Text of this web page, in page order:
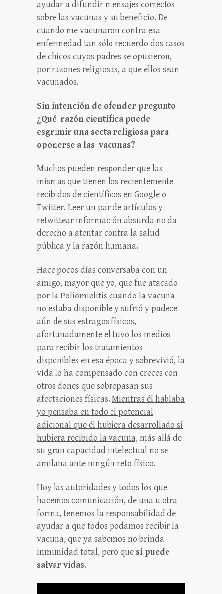
ayudar a difundir mensajes correctos
sobre las vacunas y su beneficio. De
cuando me vacunaron contra esa
enfermedad tan sólo recuerdo dos casos
de chicos cuyos padres se opusieron,
por razones religiosas, a que ellos sean
vacunados.
Sin intención de ofender pregunto
¿Qué razón científica puede
esgrimir una secta religiosa para
oponerse a las vacunas?
Muchos pueden responder que las
mismas que tienen los recientemente
recibidos de científicos en Google o
Twitter. Leer un par de artículos y
retwittear información absurda no da
derecho a atentar contra la salud
pública y la razón humana.
Hace pocos días conversaba con un
amigo, mayor que yo, que fue atacado
por la Poliomielitis cuando la vacuna
no estaba disponible y sufrió y padece
aún de sus estragos físicos,
afortunadamente el tuvo los medios
para recibir los tratamientos
disponibles en esa época y sobrevivió, la
vida lo ha compensado con creces con
otros dones que sobrepasan sus
afectaciones físicas. Mientras él hablaba
yo pensaba en todo el potencial
adicional que él hubiera desarrollado si
hubiera recibido la vacuna, más allá de
su gran capacidad intelectual no se
amilana ante ningún reto físico.
Hoy las autoridades y todos los que
hacemos comunicación, de una u otra
forma, tenemos la responsabilidad de
ayudar a que todos podamos recibir la
vacuna, que ya sabemos no brinda
inmunidad total, pero que sí puede
salvar vidas.